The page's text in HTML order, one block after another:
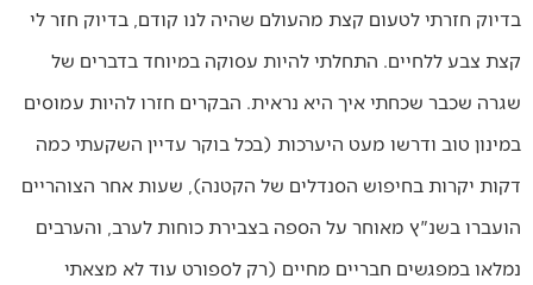
בדיוק חזרתי לטעום קצת מהעולם שהיה לנו קודם, בדיוק חזר לי
קצת צבע ללחיים. התחלתי להיות עסוקה במיוחד בדברים של
שגרה שכבר שכחתי איך היא נראית. הבקרים חזרו להיות עמוסים
במינון טוב ודרשו מעט היערכות (בכל בוקר עדיין השקעתי כמה
דקות יקרות בחיפוש הסנדלים של הקטנה), שעות אחר הצוהריים
הועברו בשנ"ץ מאוחר על הספה בצבירת כוחות לערב, והערבים
נמלאו במפגשים חבריים מחיים (רק לספורט עוד לא מצאתי